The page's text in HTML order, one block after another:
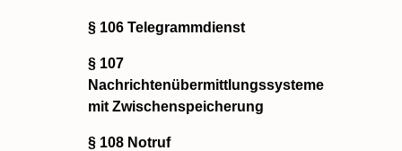
§ 106 Telegrammdienst
§ 107
Nachrichtenübermittlungssysteme
mit Zwischenspeicherung
§ 108 Notruf